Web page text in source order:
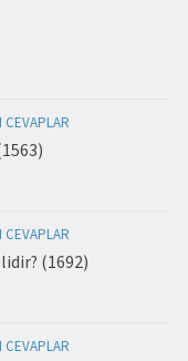
CEVAPLAR
CEVAPLAR
(1692)
CEVAPLAR